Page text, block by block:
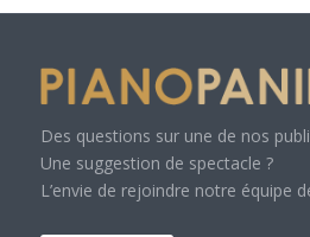
Des questions sur une de nos
Une suggestion de spectacle ?
L’envie de rejoindre notre équipe